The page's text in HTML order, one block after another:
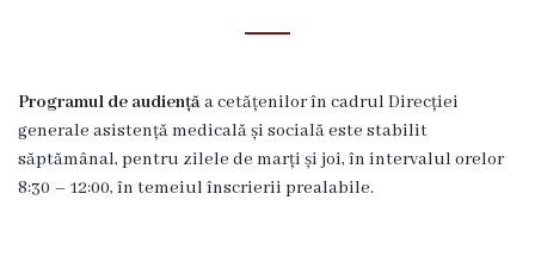
e
c
ț
Programul de audiențăa cetățenilor în cadrul Direcției
generale asistență medicală și socială este stabilit
săptămânal, pentru zilele de marți și joi, în intervalul orelor
8:30 – 12:00, în temeiul înscrierii prealabile.